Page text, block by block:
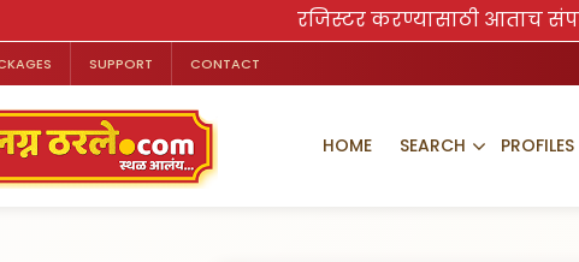
रजिस्टर करण्यासाठी आताच
SUPPORT CONTACT
HOME SEARCH PROFILES